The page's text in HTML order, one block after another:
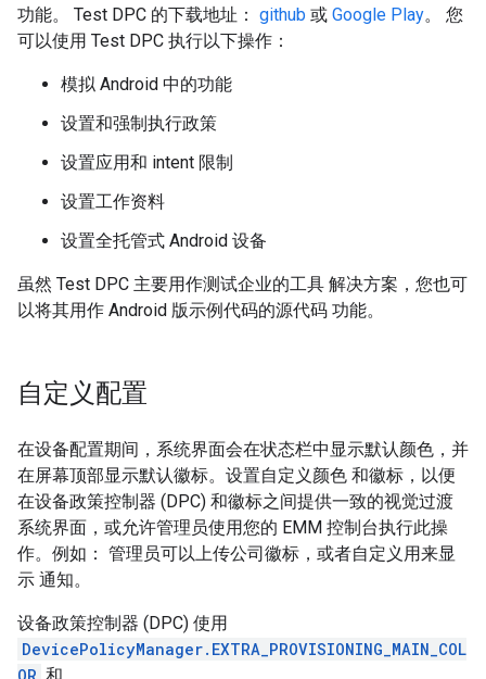
功能。 Test DPC 的下载地址： github 或 Google Play。 您
可以使用 Test DPC 执行以下操作：
模拟 Android 中的功能
设置和强制执行政策
设置应用和 intent 限制
设置工作资料
设置全托管式 Android 设备
虽然 Test DPC 主要用作测试企业的工具 解决方案，您也可
以将其用作 Android 版示例代码的源代码 功能。
自定义配置
在设备配置期间，系统界面会在状态栏中显示默认颜色，并
在屏幕顶部显示默认徽标。设置自定义颜色 和徽标，以便
在设备政策控制器 (DPC) 和徽标之间提供一致的视觉过渡
系统界面，或允许管理员使用您的 EMM 控制台执行此操
作。例如： 管理员可以上传公司徽标，或者自定义用来显
示 通知。
设备政策控制器 (DPC) 使用
DevicePolicyManager.EXTRA_PROVISIONING_MAIN_COL